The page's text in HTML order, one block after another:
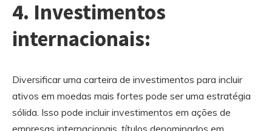
4. Investimentos
internacionais:
Diversificar uma carteira de investimentos para incluir
ativos em moedas mais fortes pode ser uma estratégia
sólida. Isso pode incluir investimentos em ações de